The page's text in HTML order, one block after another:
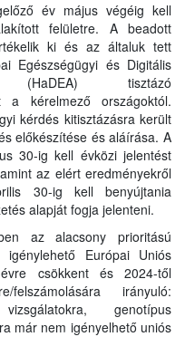
év május végéig kell
felületre. A beadott
ki és az általuk tett
Egészségügyi és Digitális
(HaDEA) tisztázó
a kérelmező országoktól.
kérdés kitisztázásra került
előkészítése és aláírása. A
30-ig kell évközi jelentést
az elért eredményekről
30-ig kell benyújtania
alapját fogja jelenteni.
az alacsony prioritású
Európai Uniós
csökkent és 2024-től
felszámolására irányuló:
genotípus
már nem igényelhető uniós